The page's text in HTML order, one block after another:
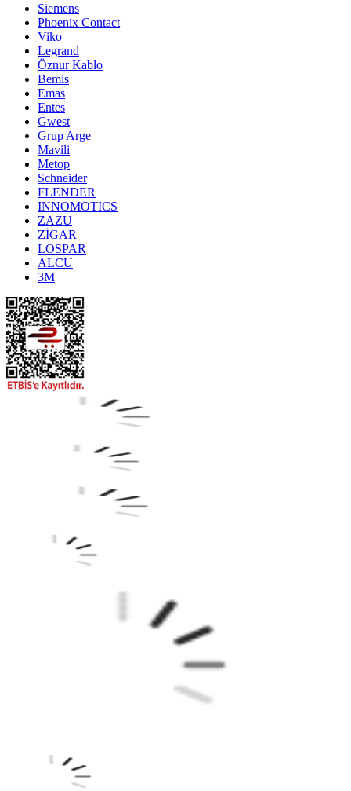
Siemens
Phoenix Contact
Viko
Legrand
Öznur Kablo
Bemis
Emas
Entes
Gwest
Grup Arge
Mavili
Metop
Schneider
FLENDER
INNOMOTICS
ZAZU
ZİGAR
LOSPAR
ALCU
3M